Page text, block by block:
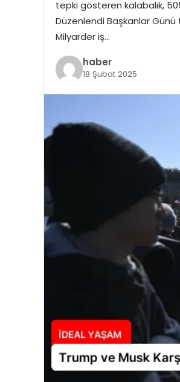
tepki gösteren kalabalık,
Düzenlendi Başkanlar
Milyarder iş…
haber
18 Şubat 2025